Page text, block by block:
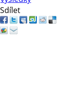
Sdílet